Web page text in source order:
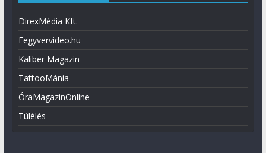
DirexMédia Kft.
Fegyvervideo.hu
Kaliber Magazin
TattooMánia
ÓraMagazinOnline
Túlélés